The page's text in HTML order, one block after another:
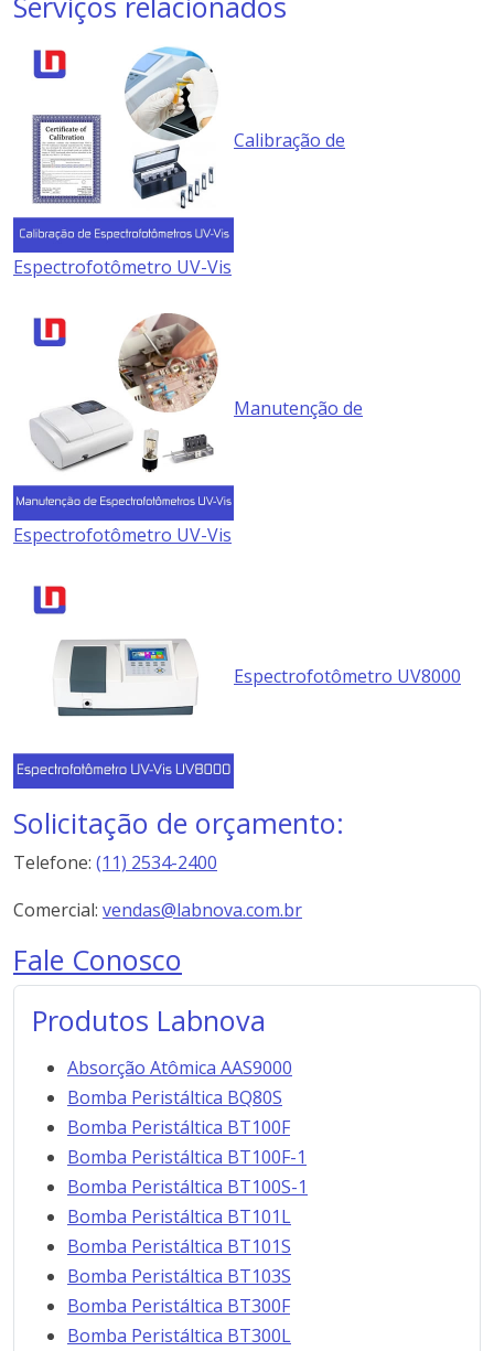
Calibração de
Espectrofotômetro UV-Vis
Manutenção de
Espectrofotômetro UV-Vis
Espectrofotômetro UV8000
Solicitação de orçamento:
Telefone: (11) 2534-2400
Comercial: vendas@labnova.com.br
Fale Conosco
Produtos Labnova
Absorção Atômica AAS9000
Bomba Peristáltica BQ80S
Bomba Peristáltica BT100F
Bomba Peristáltica BT100F-1
Bomba Peristáltica BT100S-1
Bomba Peristáltica BT101L
Bomba Peristáltica BT101S
Bomba Peristáltica BT103S
Bomba Peristáltica BT300F
Bomba Peristáltica BT300L